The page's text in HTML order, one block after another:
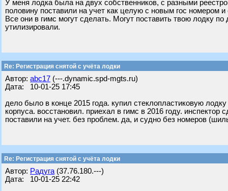
У меня лодка была на двух собственников, с разными
половину поставили на учет как целую с новым гос номером
Все они в гимс могут сделать. Могут поставить твою лодку
утилизировали.
Re: Регистрация снятой с учёта лодки
Автор: abc17 (---.dynamic.spd-mgts.ru)
Дата: 10-01-25 17:45
дело было в конце 2015 года. купил стеклопластиковую
корпуса. восстановил. приехал в гимс в 2016 году.
поставили на учет. без проблем. да, и судно без номеров
Re: Регистрация снятой с учёта лодки
Автор: Радуга (37.76.180.---)
Дата: 10-01-25 22:42